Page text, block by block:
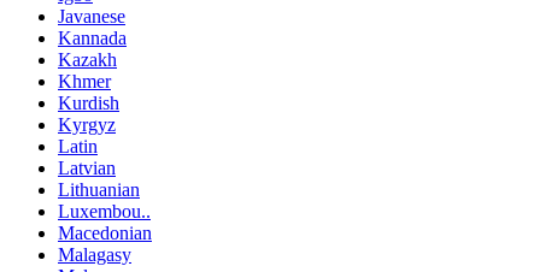
Javanese
Kannada
Kazakh
Khmer
Kurdish
Kyrgyz
Latin
Latvian
Lithuanian
Luxembou..
Macedonian
Malagasy